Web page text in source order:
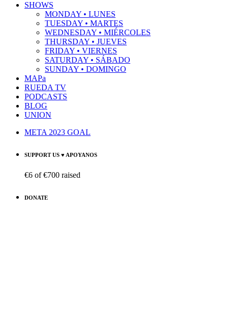
SHOWS
MONDAY • LUNES
TUESDAY • MARTES
WEDNESDAY • MIÉRCOLES
THURSDAY • JUEVES
FRIDAY • VIERNES
SATURDAY • SÁBADO
SUNDAY • DOMINGO
MAPa
RUEDA TV
PODCASTS
BLOG
UNION
META 2023 GOAL
SUPPORT US ♥ APOYANOS
€6 of€700 raised
DONATE